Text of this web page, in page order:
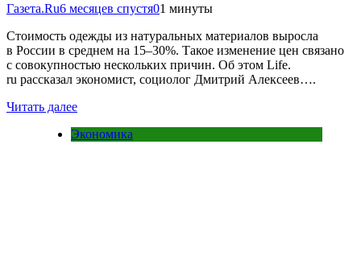
Газета.Ru6 месяцев спустя01 минуты
Стоимость одежды из натуральных материалов выросла
в России в среднем на 15–30%. Такое изменение цен связано
с совокупностью нескольких причин. Об этом Life.
ru рассказал экономист, социолог Дмитрий Алексеев….
Читать далее
Экономика